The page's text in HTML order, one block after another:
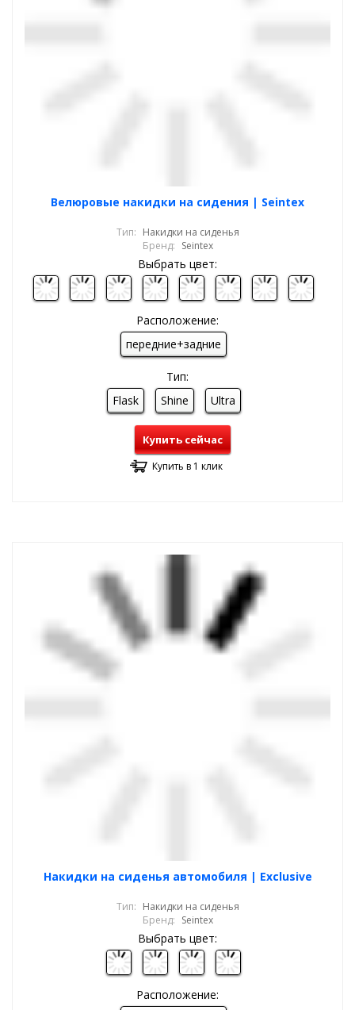
Велюровые накидки на сидения | Seintex
Тип: Накидки на сиденья
Бренд: Seintex
Выбрать цвет:
Расположение:
передние+задние
Тип:
Flask
Shine Ultra
Купить сейчас
Купить в 1 клик
Накидки на сиденья автомобиля | Exclusive
Тип: Накидки на сиденья
Бренд: Seintex
Выбрать цвет:
Расположение: